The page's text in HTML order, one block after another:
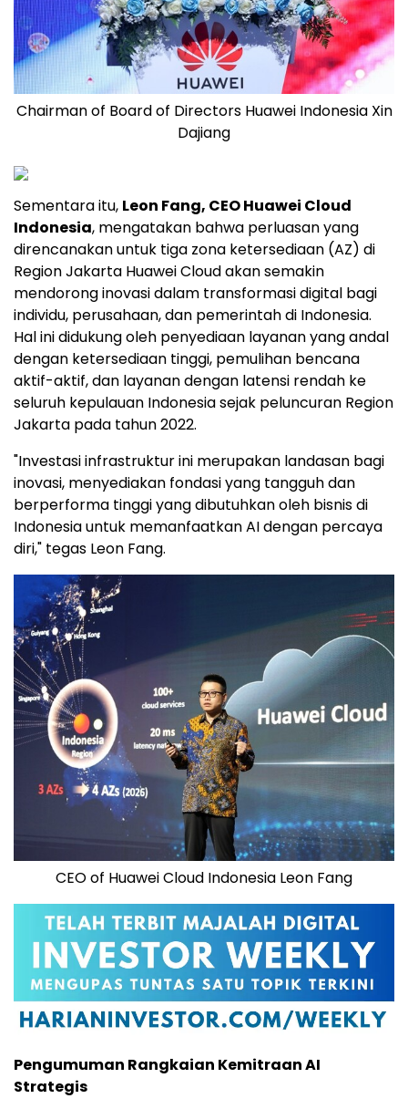
Chairman of Board of Directors Huawei Indonesia Xin
Dajiang
Sementara itu, Leon Fang, CEO Huawei Cloud
Indonesia, mengatakan bahwa perluasan yang
direncanakan untuk tiga zona ketersediaan (AZ) di
Region Jakarta Huawei Cloud akan semakin
mendorong inovasi dalam transformasi digital bagi
individu, perusahaan, dan pemerintah di Indonesia.
Hal ini didukung oleh penyediaan layanan yang andal
dengan ketersediaan tinggi, pemulihan bencana
aktif-aktif, dan layanan dengan latensi rendah ke
seluruh kepulauan Indonesia sejak peluncuran Region
Jakarta pada tahun 2022.
"Investasi infrastruktur ini merupakan landasan bagi
inovasi, menyediakan fondasi yang tangguh dan
berperforma tinggi yang dibutuhkan oleh bisnis di
Indonesia untuk memanfaatkan AI dengan percaya
diri," tegas Leon Fang.
CEO of Huawei Cloud Indonesia Leon Fang
Pengumuman Rangkaian Kemitraan AI
Strategis